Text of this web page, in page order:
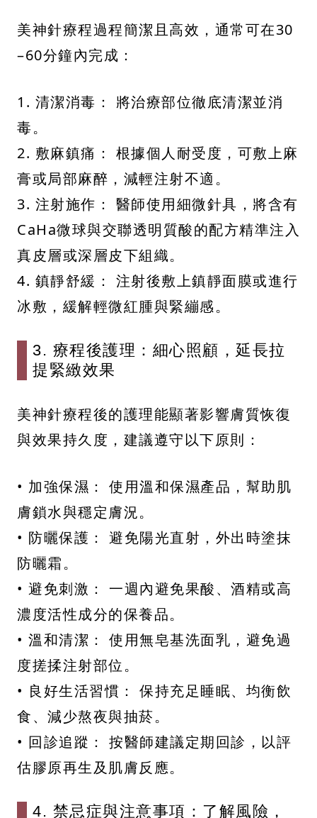
美神針療程過程簡潔且高效，通常可在30
–60分鐘內完成：
1. 清潔消毒： 將治療部位徹底清潔並消
毒。
2. 敷麻鎮痛： 根據個人耐受度，可敷上麻
膏或局部麻醉，減輕注射不適。
3. 注射施作： 醫師使用細微針具，將含有
CaHa微球與交聯透明質酸的配方精準注入
真皮層或深層皮下組織。
4. 鎮靜舒緩： 注射後敷上鎮靜面膜或進行
冰敷，緩解輕微紅腫與緊繃感。
3. 療程後護理：細心照顧，延長拉
提緊緻效果
美神針療程後的護理能顯著影響膚質恢復
與效果持久度，建議遵守以下原則：
• 加強保濕： 使用溫和保濕產品，幫助肌
膚鎖水與穩定膚況。
• 防曬保護： 避免陽光直射，外出時塗抹
防曬霜。
• 避免刺激： 一週內避免果酸、酒精或高
濃度活性成分的保養品。
• 溫和清潔： 使用無皂基洗面乳，避免過
度搓揉注射部位。
• 良好生活習慣： 保持充足睡眠、均衡飲
食、減少熬夜與抽菸。
• 回診追蹤： 按醫師建議定期回診，以評
估膠原再生及肌膚反應。
4. 禁忌症與注意事項：了解風險，